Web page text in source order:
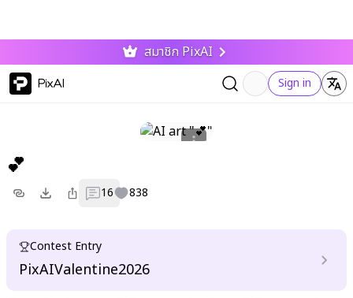
สมาชิก PixAI
PixAI Sign in
💕
16 838
Contest Entry
PixAIValentine2026